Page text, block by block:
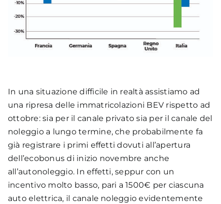
incremento del genere era avvenuto a giugno
2021).
Se confrontiamo i dati con settembre 2021 la
crescita è di +7.982 punti di ricarica (+32%),
+208%, quindi in 3 anni i punti di ricarica sono
triplicati.
Un aspetto interessante di quest’ultima
rilevazione è l’incremento particolarmente
rilevante dei punti ad alta potenza: quasi la
metà (45%) degli oltre 2.000 punti di ricarica
installati in questo trimestre sono, infatti, punti
di ricarica in DC.
In una situazione difficile in realtà assistiamo ad
una ripresa delle immatricolazioni BEV rispetto ad
ottobre: sia per il canale privato sia per il canale del
noleggio a lungo termine, che probabilmente fa
già registrare i primi effetti dovuti all’apertura
dell’ecobonus di inizio novembre anche
all’autonoleggio. In effetti, seppur con un
incentivo molto basso, pari a 1500€ per ciascuna
auto elettrica, il canale noleggio evidentemente